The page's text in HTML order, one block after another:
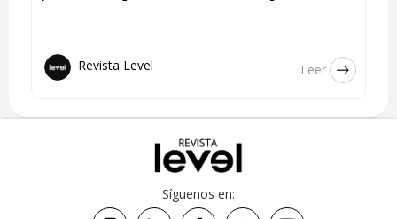
Revista Level Leer
Síguenos en: